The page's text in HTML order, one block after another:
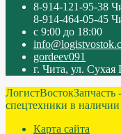
8-914-121-95-38
8-914-464-05-45
с 9:00 до 18:00
gordeev091
г. Чита, ул. Сухая
ЛогистВостокЗапчасть
спецтехники в
Карта сайта